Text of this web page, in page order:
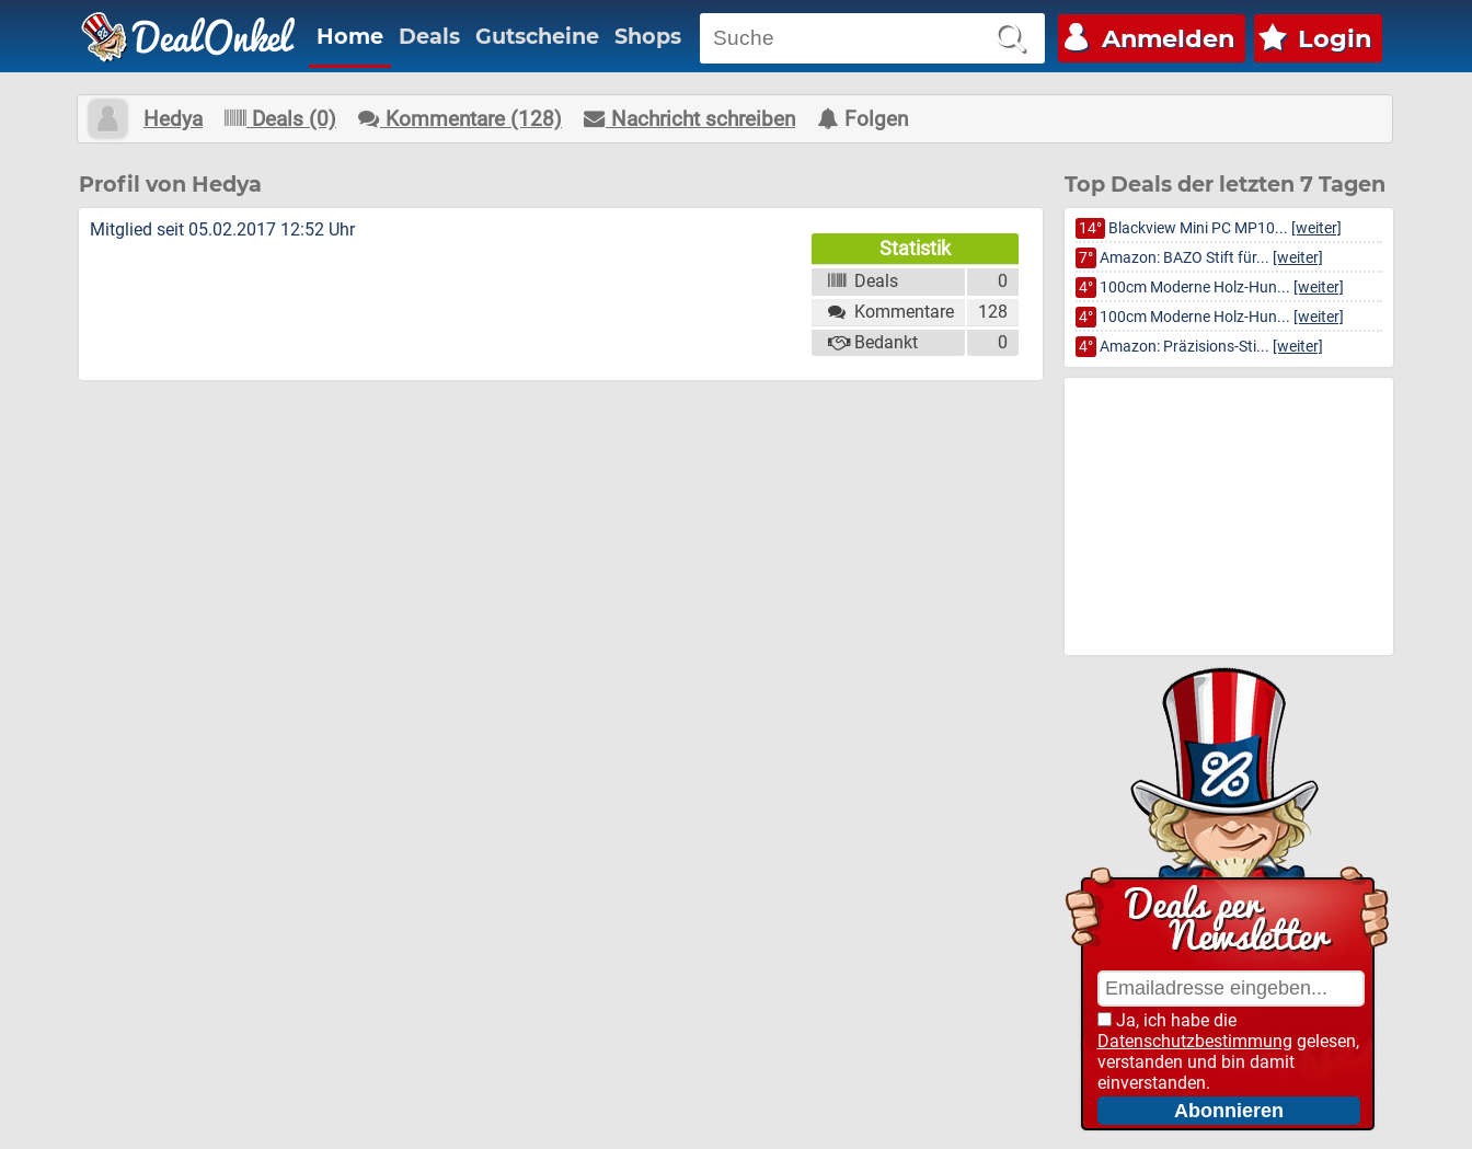
Anmelden Login
Home Deals Gutscheine Shops
Hedya Deals (0) Kommentare (128) Nachricht schreiben Folgen
Profil von Hedya
Statistik
Deals
0
Kommentare
128
Bedankt
0
Mitglied seit 05.02.2017 12:52 Uhr
Top Deals der letzten 7 Tagen
14° Blackview Mini PC MP10... [weiter]
7° Amazon: BAZO Stift für... [weiter]
4° 100cm Moderne Holz-Hun... [weiter]
4° 100cm Moderne Holz-Hun... [weiter]
4° Amazon: Präzisions-Sti... [weiter]
Ja, ich habe die
Datenschutzbestimmung gelesen,
verstanden und bin damit
einverstanden.